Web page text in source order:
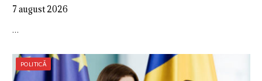
7 august 2026
…
POLITICĂ